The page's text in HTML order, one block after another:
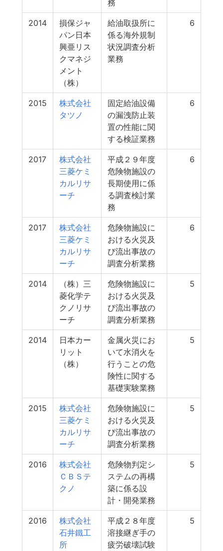
務
2014
損保ジャ
パン日本
興亜リス
クマネジ
メント
（株）
給油取扱所に
係る海外規制
状況調査分析
業務
6
2015
株式会社
タツノ
固定給油設備
の漏洩防止装
置の性能に関
する検証業務
6
2017
株式会社
三菱ケミ
カルリサ
ーチ
平成２９年度
危険物施設の
長期使用に係
る調査検討業
務
6
2017
株式会社
三菱ケミ
カルリサ
ーチ
危険物施設に
おける火災及
び流出事故の
調査分析業務
6
2014
（株）三
菱化学テ
クノリサ
ーチ
危険物施設に
おける火災及
び流出事故の
調査分析業務
5
2014
日本カー
リット
（株）
金属火災にお
いて水消火を
行うことの危
険性に関する
基礎実験業務
5
2015
株式会社
三菱ケミ
カルリサ
ーチ
危険物施設に
おける火災及
び流出事故の
調査分析業務
5
2016
株式会社
ＣＢＳテ
クノ
危険物判定シ
ステムの再構
築に係る設
計・開発業務
5
2016
株式会社
石井鐵工
所
平成２８年度
溶接継ぎ手の
疲労破壊試験
5